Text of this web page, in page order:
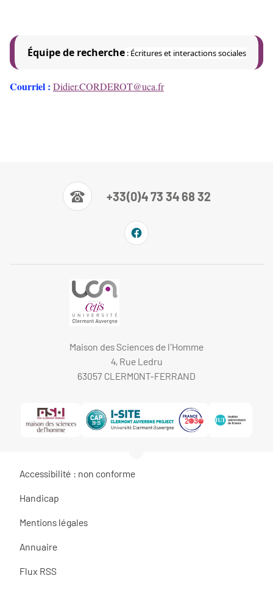
Équipe de recherche : Écritures et interactions sociales
Courriel : Didier.CORDEROT@uca.fr
+33(0)4 73 34 68 32
Maison des Sciences de l'Homme
4, Rue Ledru
63057 CLERMONT-FERRAND
Accessibilité : non conforme
Handicap
Mentions légales
Annuaire
Flux RSS